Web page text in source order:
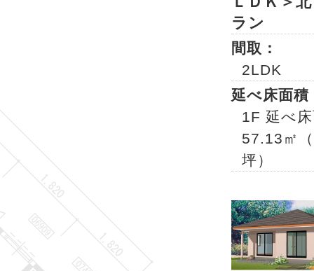
ラン
間取：
2LDK
延べ床面積
1F 延べ
57.13㎡
坪）